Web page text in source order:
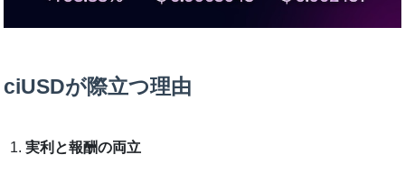
ciUSDが際立つ理由
実利と報酬の両立